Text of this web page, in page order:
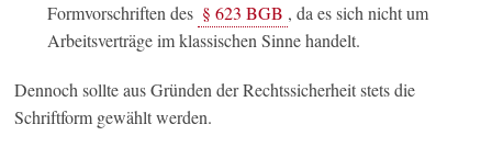
Formvorschriften des § 623 BGB , da es sich nicht um
Arbeitsverträge im klassischen Sinne handelt.
Dennoch sollte aus Gründen der Rechtssicherheit stets die
Schriftform gewählt werden.